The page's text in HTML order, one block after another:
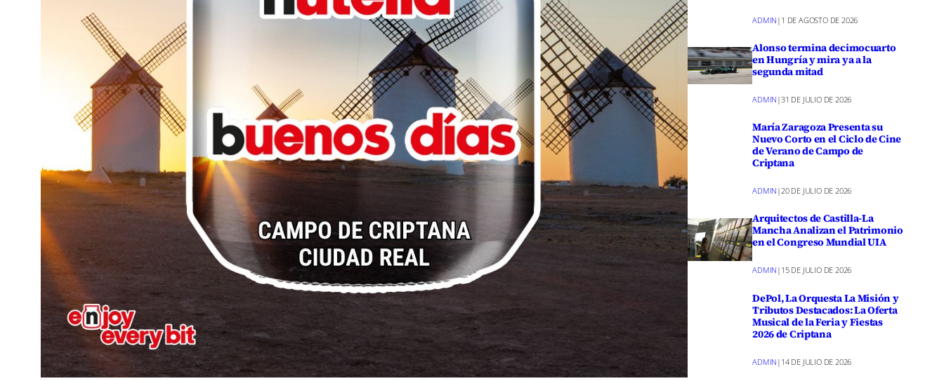
ADMIN | 1 DE AGOSTO DE 2026
Alonso termina decimocuarto
en Hungría y mira ya a la
segunda mitad
ADMIN |31 DE JULIO DE 2026
María Zaragoza Presenta su
Nuevo Corto en el Ciclo de Cine
de Verano de Campo de
Criptana
ADMIN |20 DE JULIO DE 2026
Arquitectos de Castilla-La
Mancha Analizan el Patrimonio
en el Congreso Mundial UIA
ADMIN | 15 DE JULIO DE 2026
DePol, La Orquesta La Misión y
Tributos Destacados: La Oferta
Musical de la Feria y Fiestas
2026 de Criptana
ADMIN | 14 DE JULIO DE 2026